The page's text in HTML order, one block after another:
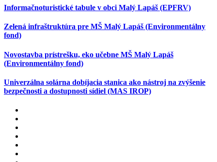
Informačnoturistické tabule v obci Malý Lapáš (EPFRV)
Zelená infraštruktúra pre MŠ Malý Lapáš (Environmentálny
fond)
Novostavba prístrešku, eko učebne MŠ Malý Lapáš
(Environmentálny fond)
Univerzálna solárna dobíjacia stanica ako nástroj na zvýšenie
bezpečnosti a dostupnosti sídiel (MAS IROP)